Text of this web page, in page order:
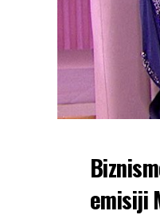
emisiji